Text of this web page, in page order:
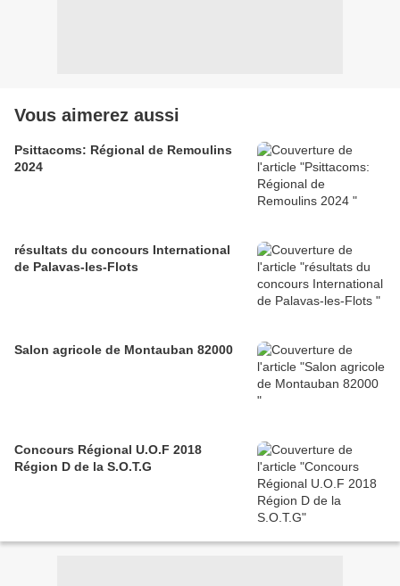
Vous aimerez aussi
Psittacoms: Régional de Remoulins
2024
résultats du concours International
de Palavas-les-Flots
Salon agricole de Montauban 82000
Concours Régional U.O.F 2018
Région D de la S.O.T.G